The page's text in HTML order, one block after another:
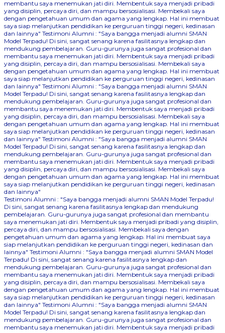
membantu saya menemukan jati diri. Membentuk saya menjadi pribadi
yang disiplin, percaya diri, dan mampu bersosialisasi. Membekali saya
dengan pengetahuan umum dan agama yang lengkap. Hal ini membuat
saya siap melanjutkan pendidikan ke perguruan tinggi negeri, kedinasan
dan lainnya" Testimoni Alumni : "Saya bangga menjadi alumni SMAN
Model Terpadu! Di sini, sangat senang karena fasilitasnya lengkap dan
mendukung pembelajaran. Guru-gurunya juga sangat profesional dan
membantu saya menemukan jati diri. Membentuk saya menjadi pribadi
yang disiplin, percaya diri, dan mampu bersosialisasi. Membekali saya
dengan pengetahuan umum dan agama yang lengkap. Hal ini membuat
saya siap melanjutkan pendidikan ke perguruan tinggi negeri, kedinasan
dan lainnya" Testimoni Alumni : "Saya bangga menjadi alumni SMAN
Model Terpadu! Di sini, sangat senang karena fasilitasnya lengkap dan
mendukung pembelajaran. Guru-gurunya juga sangat profesional dan
membantu saya menemukan jati diri. Membentuk saya menjadi pribadi
yang disiplin, percaya diri, dan mampu bersosialisasi. Membekali saya
dengan pengetahuan umum dan agama yang lengkap. Hal ini membuat
saya siap melanjutkan pendidikan ke perguruan tinggi negeri, kedinasan
dan lainnya" Testimoni Alumni : "Saya bangga menjadi alumni SMAN
Model Terpadu! Di sini, sangat senang karena fasilitasnya lengkap dan
mendukung pembelajaran. Guru-gurunya juga sangat profesional dan
membantu saya menemukan jati diri. Membentuk saya menjadi pribadi
yang disiplin, percaya diri, dan mampu bersosialisasi. Membekali saya
dengan pengetahuan umum dan agama yang lengkap. Hal ini membuat
saya siap melanjutkan pendidikan ke perguruan tinggi negeri, kedinasan
dan lainnya"
Testimoni Alumni : "Saya bangga menjadi alumni SMAN Model Terpadu!
Di sini, sangat senang karena fasilitasnya lengkap dan mendukung
pembelajaran. Guru-gurunya juga sangat profesional dan membantu
saya menemukan jati diri. Membentuk saya menjadi pribadi yang disiplin,
percaya diri, dan mampu bersosialisasi. Membekali saya dengan
pengetahuan umum dan agama yang lengkap. Hal ini membuat saya
siap melanjutkan pendidikan ke perguruan tinggi negeri, kedinasan dan
lainnya" Testimoni Alumni : "Saya bangga menjadi alumni SMAN Model
Terpadu! Di sini, sangat senang karena fasilitasnya lengkap dan
mendukung pembelajaran. Guru-gurunya juga sangat profesional dan
membantu saya menemukan jati diri. Membentuk saya menjadi pribadi
yang disiplin, percaya diri, dan mampu bersosialisasi. Membekali saya
dengan pengetahuan umum dan agama yang lengkap. Hal ini membuat
saya siap melanjutkan pendidikan ke perguruan tinggi negeri, kedinasan
dan lainnya" Testimoni Alumni : "Saya bangga menjadi alumni SMAN
Model Terpadu! Di sini, sangat senang karena fasilitasnya lengkap dan
mendukung pembelajaran. Guru-gurunya juga sangat profesional dan
membantu saya menemukan jati diri. Membentuk saya menjadi pribadi